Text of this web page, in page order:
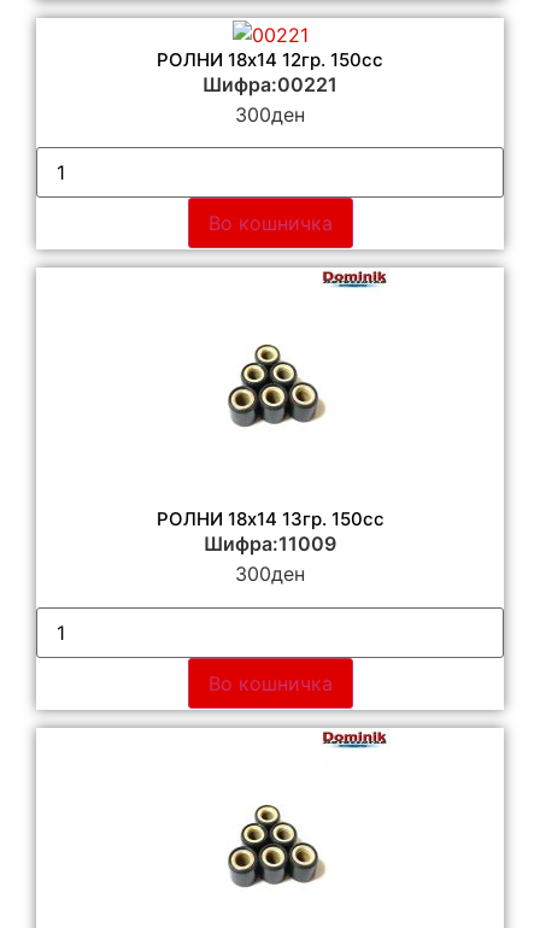
РОЛНИ 18х14 12гр. 150cc
Шифра:00221
300ден
Во кошничка
РОЛНИ 18х14 13гр. 150cc
Шифра:11009
300ден
Во кошничка